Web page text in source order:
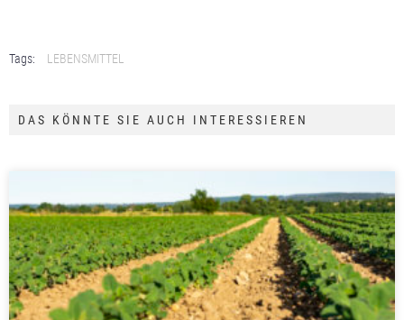
Tags: LEBENSMITTEL
DAS KÖNNTE SIE AUCH INTERESSIEREN